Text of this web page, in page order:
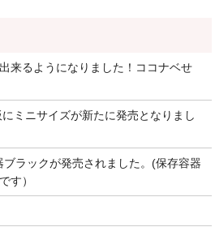
来るようになりました！ココナベせ
ミニサイズが新たに発売となりまし
ラックが発売されました。(保存容器
す）